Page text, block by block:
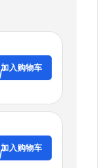
加入购物车
加入购物车